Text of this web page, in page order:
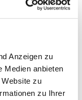
Anzeigen zu
Medien anbieten
zu
zu Ihrer